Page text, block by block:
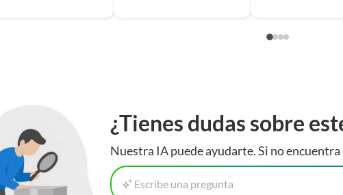
¿Tienes dudas sobre
Nuestra IA puede ayudarte. Si no
Escribe una pregunta